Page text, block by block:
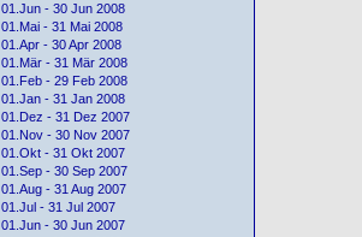
01.Jun - 30 Jun 2008
01.Mai - 31 Mai 2008
01.Apr - 30 Apr 2008
01.Mär - 31 Mär 2008
01.Feb - 29 Feb 2008
01.Jan - 31 Jan 2008
01.Dez - 31 Dez 2007
01.Nov - 30 Nov 2007
01.Okt - 31 Okt 2007
01.Sep - 30 Sep 2007
01.Aug - 31 Aug 2007
01.Jul - 31 Jul 2007
01.Jun - 30 Jun 2007